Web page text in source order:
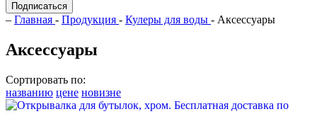
Подписаться
– Главная - Продукция - Кулеры для воды - Аксессуары
Аксессуары
Сортировать по:
названию цене новизне